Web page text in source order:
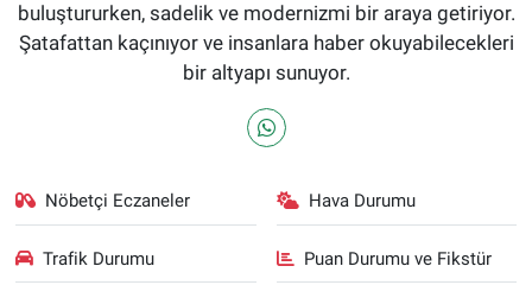
buluştururken, sadelik ve modernizmi bir araya getiriyor.
Şatafattan kaçınıyor ve insanlara haber okuyabilecekleri
bir altyapı sunuyor.
Nöbetçi Eczaneler Hava Durumu
Trafik Durumu Puan Durumu ve Fikstür